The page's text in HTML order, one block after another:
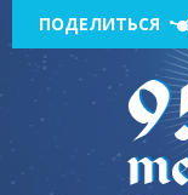
ПОДЕЛИТЬСЯ